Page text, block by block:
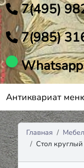
7(495)
7(985)
Whatsapp
Антиквариат
Главная
Стол